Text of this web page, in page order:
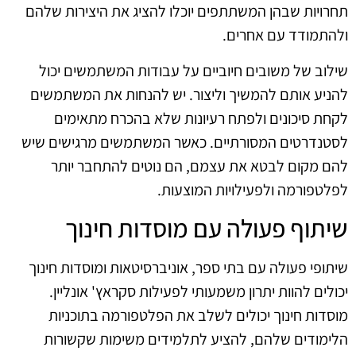
תחרויות שבהן המשתתפים יוכלו להציג את היצירות שלהם
ולהתמודד עם אחרים.
שילוב של משובים חיוביים על עבודות המשתמשים יכול
להניע אותם להמשיך וליצור. יש להנחות את המשתמשים
לקחת סיכונים ולפתח רעיונות שלא בהכרח מתאימים
לסטנדרטים המסורתיים. כאשר המשתמשים מרגישים שיש
להם מקום לבטא את עצמם, הם נוטים להתחבר יותר
לפלטפורמה ולפעילויות המוצעות.
שיתוף פעולה עם מוסדות חינוך
שיתופי פעולה עם בתי ספר, אוניברסיטאות ומוסדות חינוך
יכולים להוות יתרון משמעותי לפעילות סקראץ' אונליין.
מוסדות חינוך יכולים לשלב את הפלטפורמה בתוכניות
הלימודים שלהם, להציע לתלמידים משימות שקשורות